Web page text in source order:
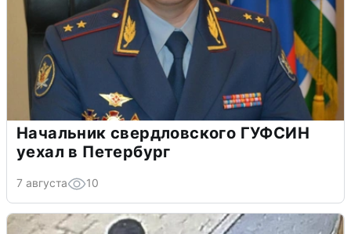
Начальник свердловского ГУФСИН
уехал в Петербург
7 августа 10